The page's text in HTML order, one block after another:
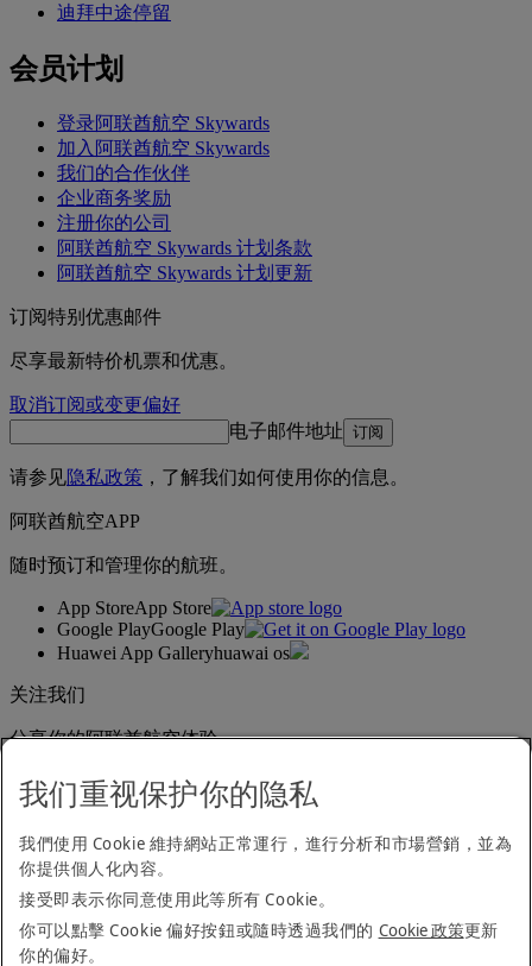
迪拜中途停留
会员计划
登录阿联酋航空 Skywards
加入阿联酋航空 Skywards
我们的合作伙伴
企业商务奖励
注册你的公司
阿联酋航空 Skywards 计划条款
阿联酋航空 Skywards 计划更新
订阅特别优惠邮件
尽享最新特价机票和优惠。
取消订阅或变更偏好
电子邮件地址 订阅
请参见隐私政策 ，了解我们如何使用你的信息。
阿联酋航空APP
随时预订和管理你的航班。
App StoreApp Store
Google PlayGoogle Play
Huawei App Galleryhuawai os
关注我们
分享你的阿联酋航空体验。
联系我们
隐私政策
条款与细则
Cookie 政策
网络安全
我们重视保护你的隐私
我們使用 Cookie 維持網站正常運行，進行分析和市場營銷，並為
你提供個人化內容。
接受即表示你同意使用此等所有 Cookie。
你可以點擊 Cookie 偏好按鈕或隨時透過我們的 Cookie 政策更新
你的偏好。